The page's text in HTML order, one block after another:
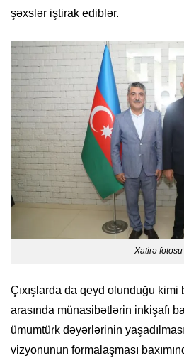
şəxslər iştirak ediblər.
Xatirə fotosu
Çıxışlarda da qeyd olunduğu
arasında münasibətlərin inkişafı
ümumtürk dəyərlərinin
vizyonunun formalaşması